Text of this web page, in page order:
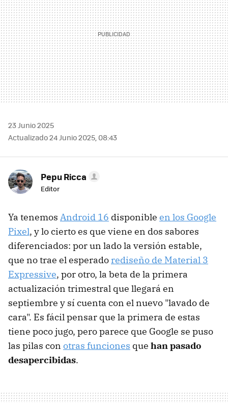
23 Junio 2025
Actualizado 24 Junio 2025, 08:43
Pepu Ricca
Editor
Ya tenemos Android 16 disponible en los Google
Pixel, y lo cierto es que viene en dos sabores
diferenciados: por un lado la versión estable,
que no trae el esperado rediseño de Material 3
Expressive, por otro, la beta de la primera
actualización trimestral que llegará en
septiembre y sí cuenta con el nuevo "lavado de
cara". Es fácil pensar que la primera de estas
tiene poco jugo, pero parece que Google se puso
las pilas con otras funciones que han pasado
desapercibidas.